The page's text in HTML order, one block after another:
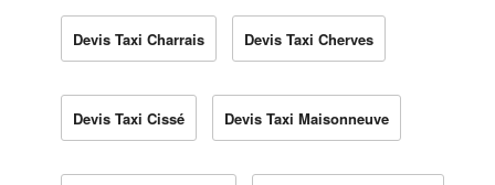
Devis Taxi Charrais Devis Taxi Cherves
Devis Taxi Cissé Devis Taxi Maisonneuve